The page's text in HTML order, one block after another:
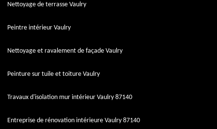
Nettoyage de terrasse Vaulry
Peintre intérieur Vaulry
Nettoyage et ravalement de façade Vaulry
Peinture sur tuile et toiture Vaulry
Travaux d'isolation mur intérieur Vaulry 87140
Entreprise de rénovation intérieure Vaulry 87140